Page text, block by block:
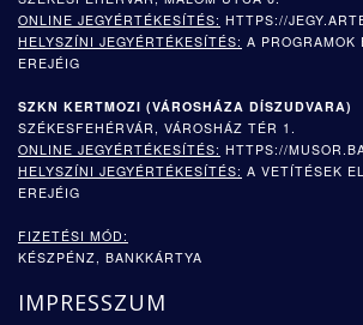
ONLINE JEGYÉRTÉKESÍTÉS: HTTPS://
HELYSZÍNI JEGYÉRTÉKESÍTÉS: A PROGRAMOK
EREJÉIG
SZKN KERTMOZI (VÁROSHÁZA DÍSZUDVARA)
SZÉKESFEHÉRVÁR, VÁROSHÁZ TÉR 1.
ONLINE JEGYÉRTÉKESÍTÉS: HTTPS://
HELYSZÍNI JEGYÉRTÉKESÍTÉS: A VETÍTÉSEK
EREJÉIG
FIZETÉSI MÓD:
KÉSZPÉNZ, BANKKÁRTYA
IMPRESSZUM